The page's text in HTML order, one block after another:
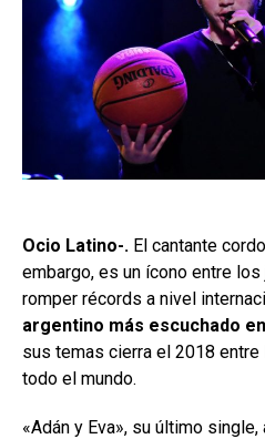
Ocio Latino-. El cantante
embargo, es un ícono entre
romper récords a nivel
argentino más escuchado
sus temas cierra el 2018
todo el mundo.
«Adán y Eva», su último